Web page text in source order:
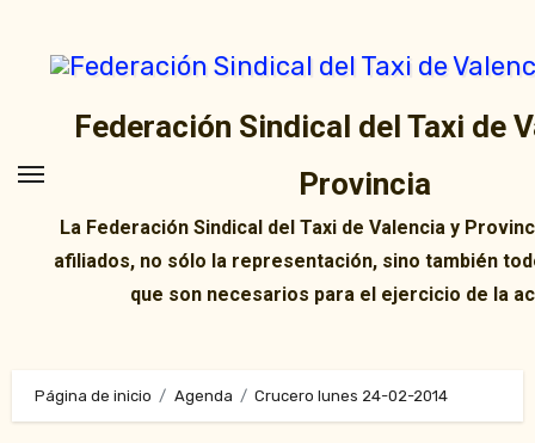
contenido
Federación Sindical del Taxi de
Provincia
La Federación Sindical del Taxi de Valencia y
afiliados, no sólo la representación, sino también
que son necesarios para el ejercicio de la
Página de inicio Agenda Crucero lunes 24-02-2014